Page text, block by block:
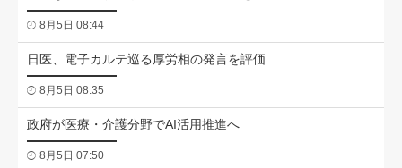
8月5日 08:44
日医、電子カルテ巡る厚労相の発言を評価
8月5日 08:35
政府が医療・介護分野でAI活用推進へ
8月5日 07:50